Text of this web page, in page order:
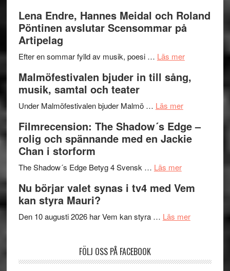
I
Delvis
genrens
terräng
på
Lena Endre, Hannes Meidal och Roland
Pöntinen avslutar Scensommar på
Artipelag
Efter en sommar fylld av musik, poesi … Läs merom
Endre,
Roland
Pöntinen
Scensommar
Artipelag
Malmöfestivalen bjuder in till sång,
musik, samtal och teater
Under Malmöfestivalen bjuder Malmö … Läs merom
bjuder
in
samtal
teater
Filmrecension: The Shadow´s Edge –
rolig och spännande med en Jackie
Chan i storform
The Shadow´s Edge Betyg 4 Svensk … Läs merom
The
´s
och
Nu börjar valet synas i tv4 med Vem
kan styra Mauri?
Den 10 augusti 2026 har Vem kan styra … Läs merom
synas
FÖLJ OSS PÅ FACEBOOK